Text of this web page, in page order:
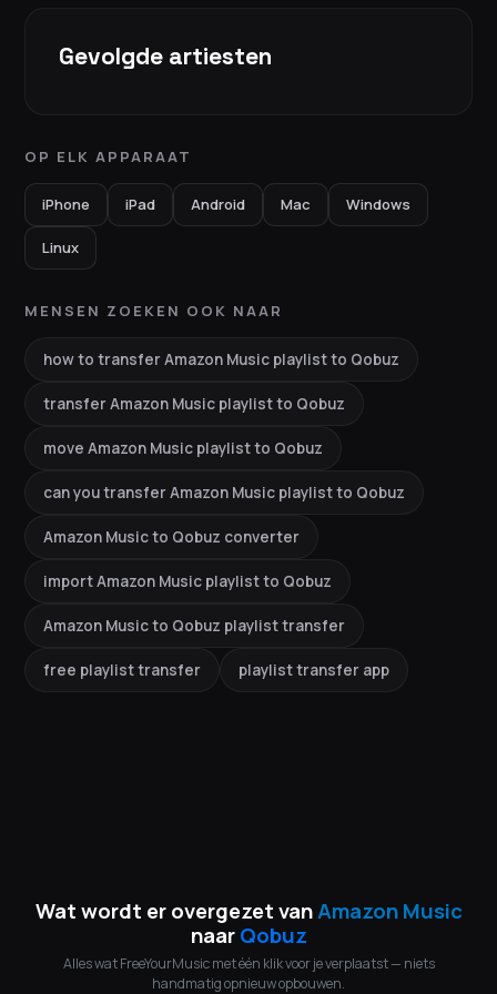
Gevolgde artiesten
OP ELK APPARAAT
iPhone iPad Android Mac Windows
Linux
MENSEN ZOEKEN OOK NAAR
how to transfer Amazon Music playlist to Qobuz
transfer Amazon Music playlist to Qobuz
move Amazon Music playlist to Qobuz
can you transfer Amazon Music playlist to Qobuz
Amazon Music to Qobuz converter
import Amazon Music playlist to Qobuz
Amazon Music to Qobuz playlist transfer
free playlist transfer playlist transfer app
Wat wordt er overgezet vanAmazon Music
naarQobuz
Alles wat FreeYourMusic met één klik voor je verplaatst — niets
handmatig opnieuw opbouwen.